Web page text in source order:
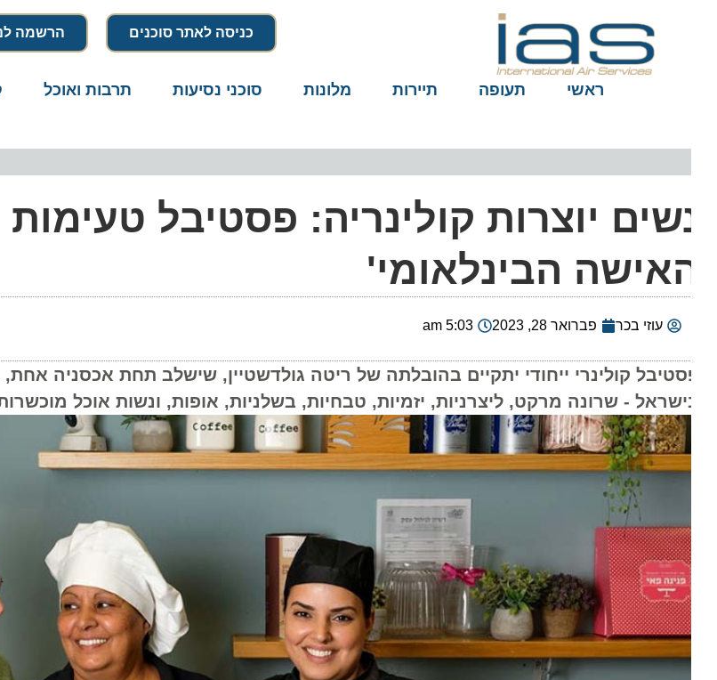
כניסה לאתר סוכנים הרשמה
ראשי תעופה תיירות מלונות סוכני נסיעות תרבות ואוכל
יוצרות קולינריה: פסטיבל טעימות
הבינלאומי'
עוזי בכר פברואר 28, 2023 5:03 am
קולינרי ייחודי יתקיים בהובלתה של ריטה גולדשטיין, שישלב תחת אכסניה אחת,
- שרונה מרקט, ליצרניות, יזמיות, טבחיות, בשלניות, אופות, ונשות אוכל מוכשרות